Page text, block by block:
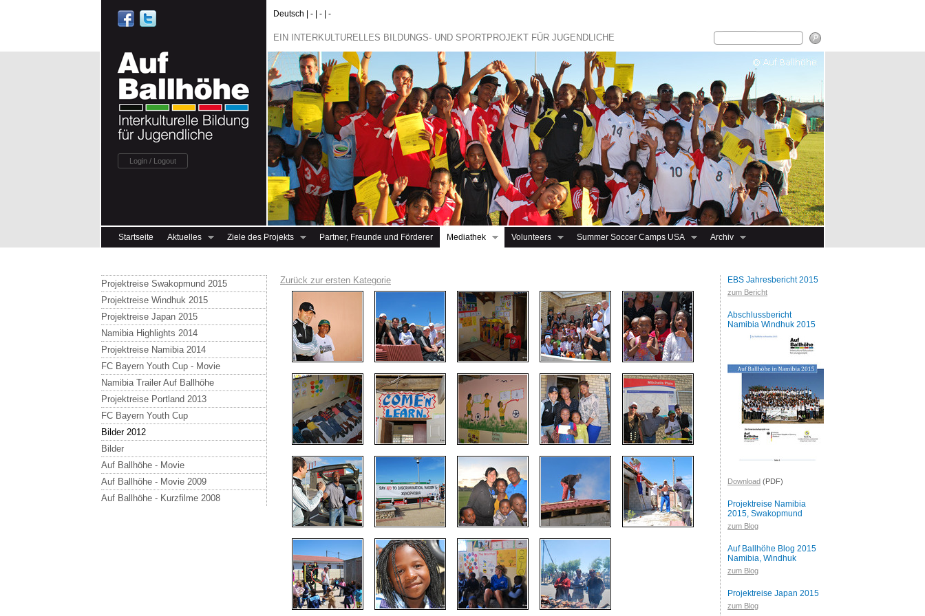
Login / Logout
Deutsch | - | - | -
EIN INTERKULTURELLES BILDUNGS- UND SPORTPROJEKT FÜR JUGENDLICHE
Startseite Aktuelles Ziele des Projekts Partner, Freunde und Förderer Mediathek Volunteers Summer Soccer Camps USA Archiv
Projektreise Swakopmund 2015
Projektreise Windhuk 2015
Projektreise Japan 2015
Namibia Highlights 2014
Projektreise Namibia 2014
FC Bayern Youth Cup - Movie
Namibia Trailer Auf Ballhöhe
Projektreise Portland 2013
FC Bayern Youth Cup
Bilder 2012
Bilder
Auf Ballhöhe - Movie
Auf Ballhöhe - Movie 2009
Auf Ballhöhe - Kurzfilme 2008
EBS Jahresbericht 2015
zum Bericht
Abschlussbericht
Namibia Windhuk 2015
Download (PDF)
Projektreise Namibia
2015, Swakopmund
zum Blog
Auf Ballhöhe Blog 2015
Namibia, Windhuk
zum Blog
Projektreise Japan 2015
zum Blog
Zurück zur ersten Kategorie